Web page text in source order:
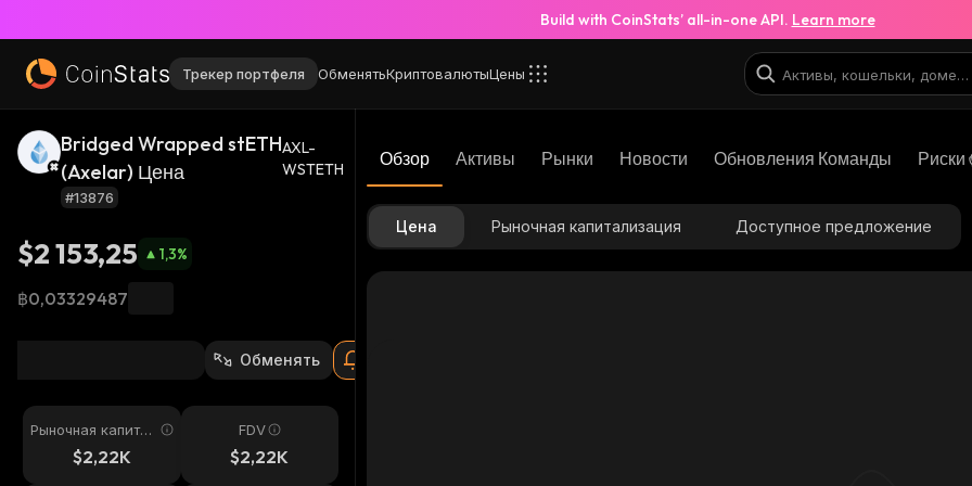
Build with CoinStats’ all-in-one API. Learn more
Трекер портфеля ОбменятьКриптовалютыЦены
Bridged Wrapped stETH
(Axelar) Цена
AXL-
WSTETH
#13876
$2 153,25 1,3%
฿0,03329487
Обменять
Рыночная капитал
изация$2,22K
FDV
$2,22K
Обзор Активы Рынки Новости Обновления Команды Риски
Цена Рыночная капитализация Доступное предложение